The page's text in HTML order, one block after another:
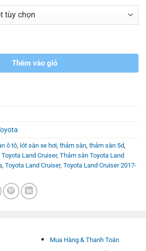
Thêm vào giỏ
ô tô, lót sàn xe hơi, thảm sàn, thảm sàn 5d,
Land Cruiser, Thảm sàn Toyota Land
, Toyota Land Cruiser, Toyota Land Cruiser 2017-
Mua Hàng & Thanh Toán